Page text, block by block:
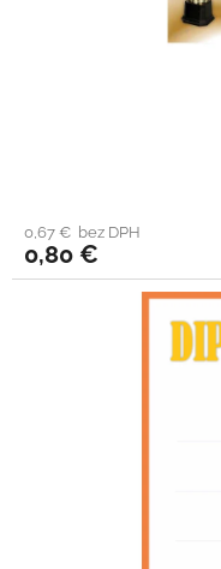
0,67 € bez DPH
0,80 €